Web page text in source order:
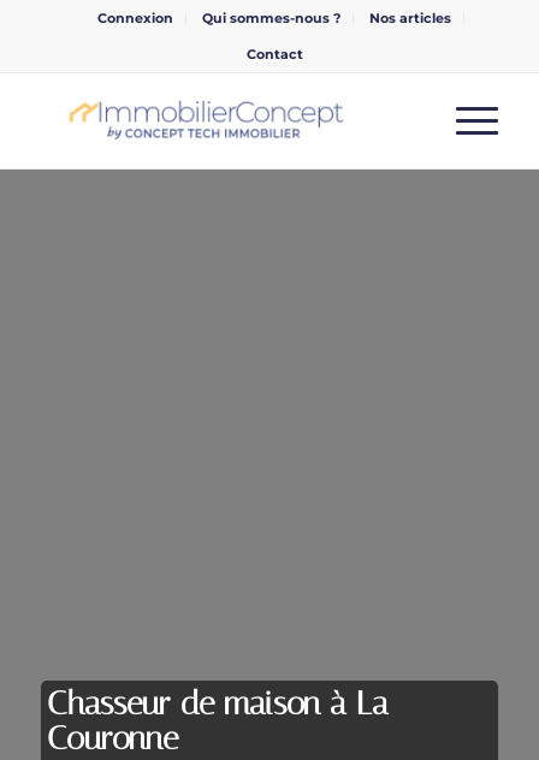
Connexion Qui sommes-nous ? Nos articles
Contact
Chasseur de maison à La
Couronne